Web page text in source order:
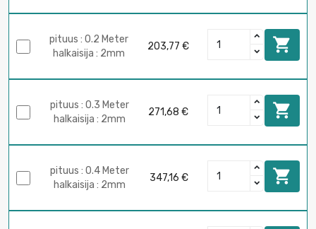
pituus : 0.2 Meter
halkaisija : 2mm
203,77 € 
pituus : 0.3 Meter
halkaisija : 2mm
271,68 € 
pituus : 0.4 Meter
halkaisija : 2mm
347,16 € 